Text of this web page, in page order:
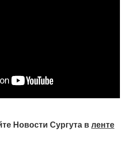
Новости Сургута в ленте